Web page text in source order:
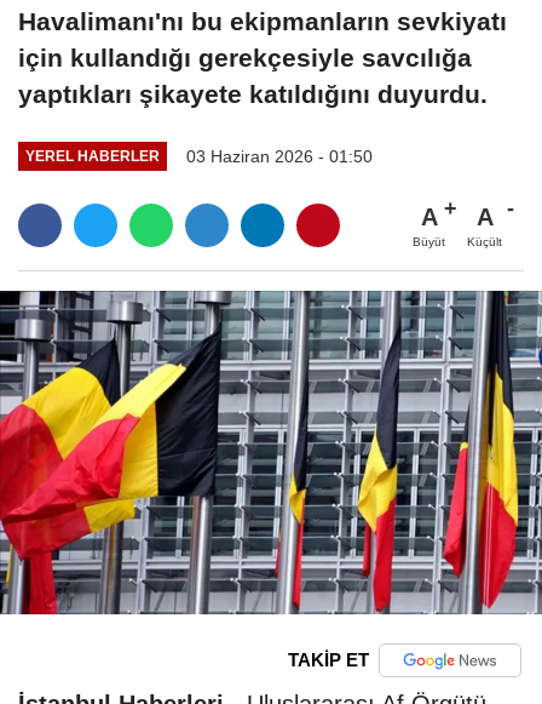
Havalimanı'nı bu ekipmanların sevkiyatı
için kullandığı gerekçesiyle savcılığa
yaptıkları şikayete katıldığını duyurdu.
YEREL HABERLER 03 Haziran 2026 - 01:50
A
Büyüt
A
Küçült
TAKİP ET